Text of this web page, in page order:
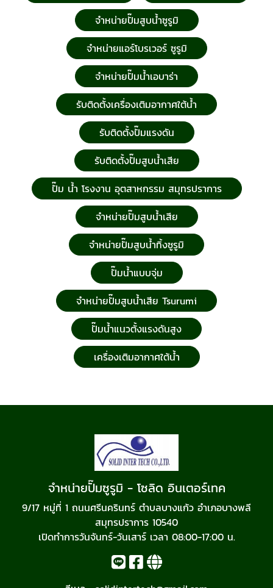
จำหน่ายปั๊มสูบน้ำซูรูมิ
จำหน่ายแอร์โบรเวอร์ ซูรูมิ
จำหน่ายปั๊มน้ำเอบาร่า
รับติดตั้งเครื่องเติมอากาศใต้น้ำ
รับติดตั้งปั๊มแรงดัน
รับติดตั้งปั๊มสูบน้ำเสีย
ปั๊ม น้ำ โรงงาน อุตสาหกรรม สมุทรปราการ
จำหน่ายปั๊มสูบน้ำเสีย
จำหน่ายปั๊มสูบน้ำทิ้งซูรูมิ
ปั๊มน้ำแบบจุ่ม
จำหน่ายปั๊มสูบน้ำเสีย Tsurumi
ปั๊มน้ำแนวตั้งแรงดันสูง
เครื่องเติมอากาศใต้น้ำ
จำหน่ายปั๊มซูรูมิ - โซลิด อินเตอร์เทค
9/17 หมู่ที่ 1 ถนนศรีนครินทร์ ตำบลบางแก้ว อำเภอบางพลี
สมุทรปราการ 10540
เปิดทำการวันจันทร์-วันเสาร์ เวลา 08:00-17:00 น.